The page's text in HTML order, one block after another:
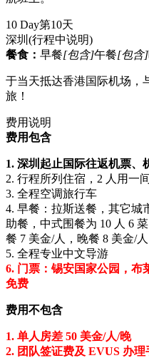
10 Day第10天
深圳 (行程中说明)
餐食： 早餐[包含]午餐[包含]
于当天抵达香港国际机场，
旅！
费用说明
费用包含
1. 深圳起止国际往返机票、
2. 行程所列住宿，2 人用一
3. 全程空调旅行车
4. 早餐：拉斯送餐，其它城
助餐，中式围餐为 10 人 6
餐 7 美金/人，晚餐 8 美金/人
5. 全程专业中文导游
6. 门票：锡安国家公园，布
免费
费用不包含
1. 单人房差 50 美金/人/晚
2. 团队签证费及 EVUS 办理